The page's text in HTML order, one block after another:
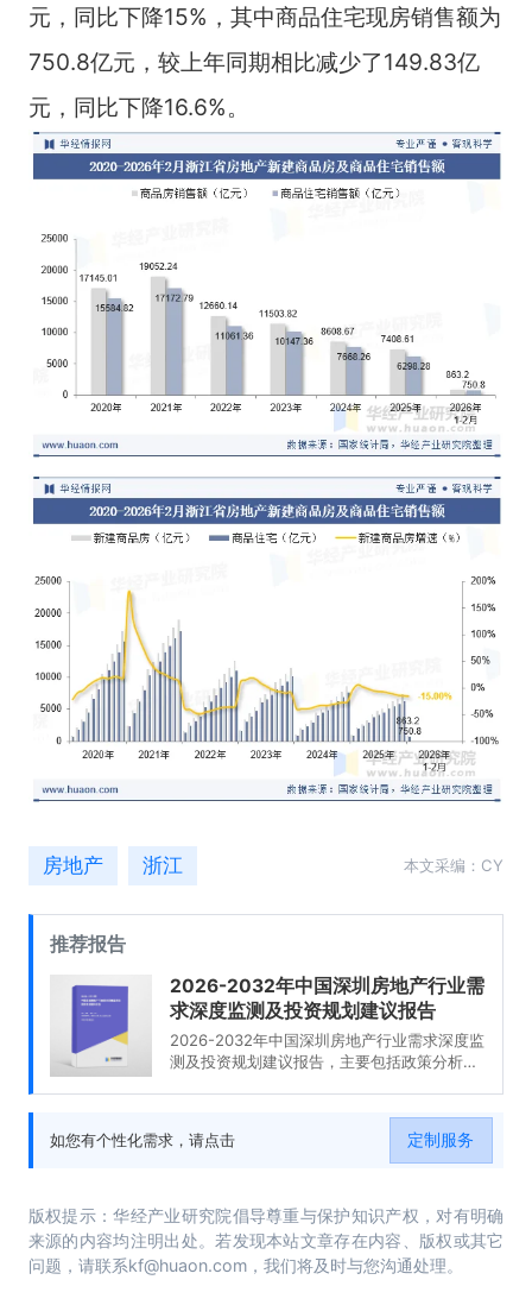
元，同比下降15%，其中商品住宅现房销售额为
750.8亿元，较上年同期相比减少了149.83亿
元，同比下降16.6%。
房地产 浙江 本文采编：CY
推荐报告
2026-2032年中国深圳房地产行业需
求深度监测及投资规划建议报告
2026-2032年中国深圳房地产行业需求深度监
测及投资规划建议报告，主要包括政策分析、
如您有个性化需求，请点击 定制服务
版权提示：华经产业研究院倡导尊重与保护知识产权，对有明确
来源的内容均注明出处。若发现本站文章存在内容、版权或其它
问题，请联系kf@huaon.com，我们将及时与您沟通处理。